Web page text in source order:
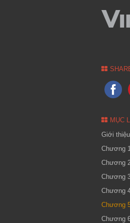
MỤC
Giới thiệu
Chương
Chương
Chương
Chương
Chương
Chương